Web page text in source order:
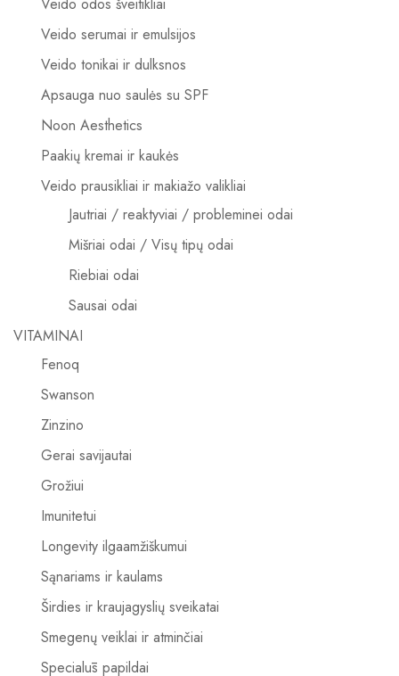
Veido serumai ir emulsijos
Veido tonikai ir dulksnos
Apsauga nuo saulės su SPF
Noon Aesthetics
Paakių kremai ir kaukės
Veido prausikliai ir makiažo valikliai
Jautriai / reaktyviai / probleminei odai
Mišriai odai / Visų tipų odai
Riebiai odai
Sausai odai
VITAMINAI
Fenoq
Swanson
Zinzino
Gerai savijautai
Grožiui
Imunitetui
Longevity ilgaamžiškumui
Sąnariams ir kaulams
Širdies ir kraujagyslių sveikatai
Smegenų veiklai ir atminčiai
Specialūs papildai